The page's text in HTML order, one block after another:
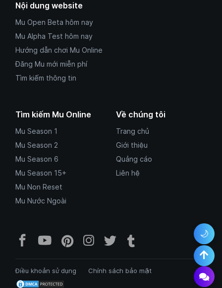
🌙
Nội dung website
Mu Open Beta hôm nay
Mu Alpha Test hôm nay
Hướng dẫn chơi Mu Online
Đăng Mu mới miễn phí
Tìm kiếm thông tin
Tìm kiếm Mu Online
Mu Season 1
Mu Season 2
Mu Season 6
Mu Season 15+
Mu Non Reset
Mu Nước Ngoài
Về chúng tôi
Trang chủ
Giới thiệu
Quảng cáo
Liên hệ
Facebook Mu Mới Ra -
YouTube Mu Mới Ra - Kênh
Pinterest Mumoira.online -
Instagram
TwitterTumblr Mu Mới
Điều khoản sử dụng Chính sách bảo mật